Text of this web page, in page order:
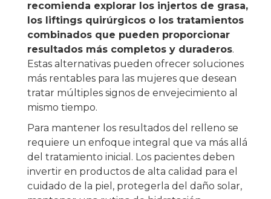
recomienda explorar los injertos de grasa,
los liftings quirúrgicos o los tratamientos
combinados que pueden proporcionar
resultados más completos y duraderos.
Estas alternativas pueden ofrecer soluciones
más rentables para las mujeres que desean
tratar múltiples signos de envejecimiento al
mismo tiempo.
Para mantener los resultados del relleno se
requiere un enfoque integral que va más allá
del tratamiento inicial. Los pacientes deben
invertir en productos de alta calidad para el
cuidado de la piel, protegerla del daño solar,